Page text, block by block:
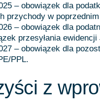
– obowiązek dla
przychody w
– obowiązek dla
przesyłania ewidencji
– obowiązek dla
PPL.
z